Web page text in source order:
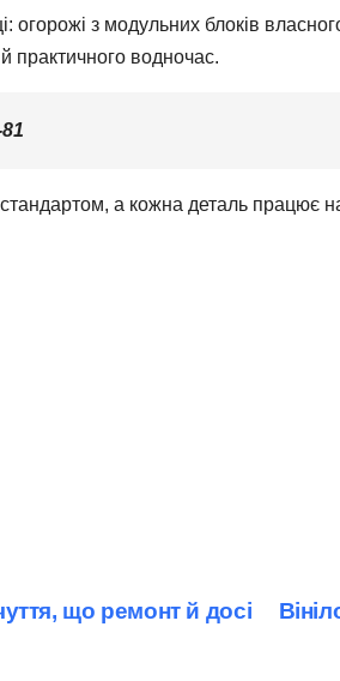
огорожі з модульних блоків
практичного водночас.
а кожна деталь працює
що ремонт й досі